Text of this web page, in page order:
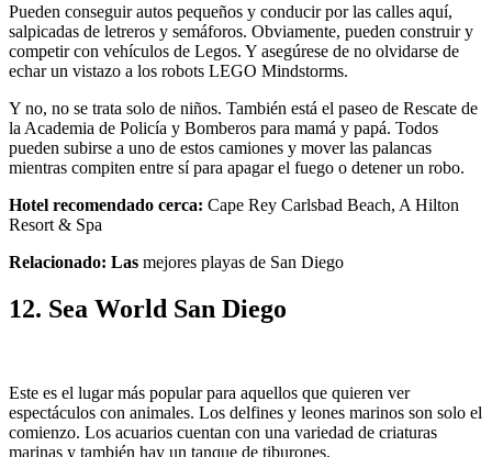
Pueden conseguir autos pequeños y conducir por las calles aquí,
salpicadas de letreros y semáforos. Obviamente, pueden construir y
competir con vehículos de Legos. Y asegúrese de no olvidarse de
echar un vistazo a los robots LEGO Mindstorms.
Y no, no se trata solo de niños. También está el paseo de Rescate de
la Academia de Policía y Bomberos para mamá y papá. Todos
pueden subirse a uno de estos camiones y mover las palancas
mientras compiten entre sí para apagar el fuego o detener un robo.
Hotel recomendado cerca: Cape Rey Carlsbad Beach, A Hilton
Resort & Spa
Relacionado: Las mejores playas de San Diego
12. Sea World San Diego
Este es el lugar más popular para aquellos que quieren ver
espectáculos con animales. Los delfines y leones marinos son solo el
comienzo. Los acuarios cuentan con una variedad de criaturas
marinas y también hay un tanque de tiburones.